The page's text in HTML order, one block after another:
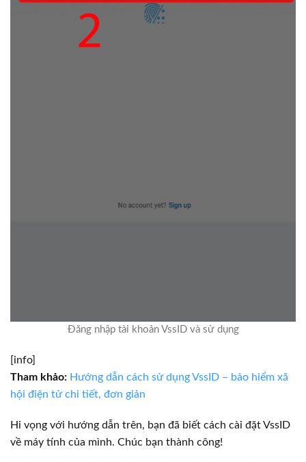
Đăng nhập tài khoản VssID và sử dụng
[info]
Tham khảo: Hướng dẫn cách sử dụng VssID – bảo hiểm xã
hội điện tử chi tiết, đơn giản
Hi vọng với hướng dẫn trên, bạn đã biết cách cài đặt VssID
về máy tính của mình. Chúc bạn thành công!